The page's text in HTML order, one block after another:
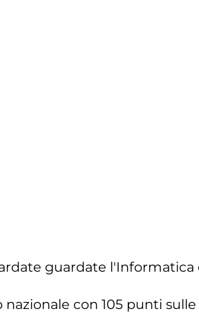
guardate l'Informatica
nazionale con 105 punti